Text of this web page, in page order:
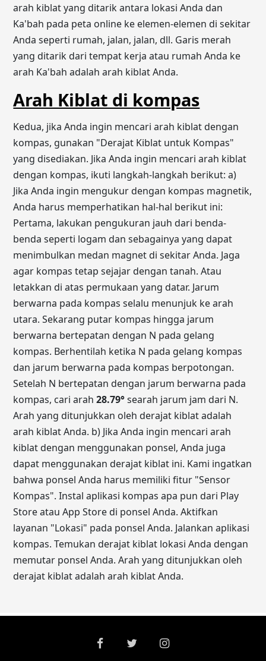
arah kiblat yang ditarik antara lokasi Anda dan
Ka'bah pada peta online ke elemen-elemen di sekitar
Anda seperti rumah, jalan, jalan, dll. Garis merah
yang ditarik dari tempat kerja atau rumah Anda ke
arah Ka'bah adalah arah kiblat Anda.
Arah Kiblat di kompas
Kedua, jika Anda ingin mencari arah kiblat dengan
kompas, gunakan "Derajat Kiblat untuk Kompas"
yang disediakan. Jika Anda ingin mencari arah kiblat
dengan kompas, ikuti langkah-langkah berikut: a)
Jika Anda ingin mengukur dengan kompas magnetik,
Anda harus memperhatikan hal-hal berikut ini:
Pertama, lakukan pengukuran jauh dari benda-
benda seperti logam dan sebagainya yang dapat
menimbulkan medan magnet di sekitar Anda. Jaga
agar kompas tetap sejajar dengan tanah. Atau
letakkan di atas permukaan yang datar. Jarum
berwarna pada kompas selalu menunjuk ke arah
utara. Sekarang putar kompas hingga jarum
berwarna bertepatan dengan N pada gelang
kompas. Berhentilah ketika N pada gelang kompas
dan jarum berwarna pada kompas berpotongan.
Setelah N bertepatan dengan jarum berwarna pada
kompas, cari arah28.79°searah jarum jam dari N.
Arah yang ditunjukkan oleh derajat kiblat adalah
arah kiblat Anda. b) Jika Anda ingin mencari arah
kiblat dengan menggunakan ponsel, Anda juga
dapat menggunakan derajat kiblat ini. Kami ingatkan
bahwa ponsel Anda harus memiliki fitur "Sensor
Kompas". Instal aplikasi kompas apa pun dari Play
Store atau App Store di ponsel Anda. Aktifkan
layanan "Lokasi" pada ponsel Anda. Jalankan aplikasi
kompas. Temukan derajat kiblat lokasi Anda dengan
memutar ponsel Anda. Arah yang ditunjukkan oleh
derajat kiblat adalah arah kiblat Anda.